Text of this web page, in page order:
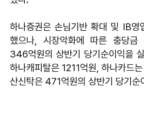
하나증권은 손님기반 확대 및 IB영
했으나, 시장악화에 따른 충당금
346억원의 상반기 당기순이익을
하나캐피탈은 1211억원, 하나카드
산신탁은 471억원의 상반기 당기순